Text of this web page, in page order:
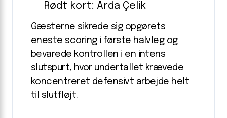
Rødt kort: Arda Çelik
Gæsterne sikrede sig opgørets
eneste scoring i første halvleg og
bevarede kontrollen i en intens
slutspurt, hvor undertallet krævede
koncentreret defensivt arbejde helt
til slutfløjt.